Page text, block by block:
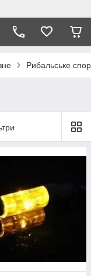
Рибальське